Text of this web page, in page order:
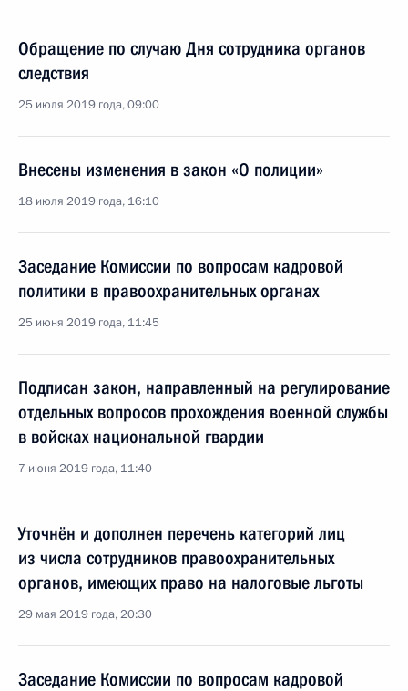
Обращение по случаю Дня сотрудника органов
следствия
25 июля 2019 года, 09:00
Внесены изменения в закон «О полиции»
18 июля 2019 года, 16:10
Заседание Комиссии по вопросам кадровой
политики в правоохранительных органах
25 июня 2019 года, 11:45
Подписан закон, направленный на регулирование
отдельных вопросов прохождения военной службы
в войсках национальной гвардии
7 июня 2019 года, 11:40
Уточнён и дополнен перечень категорий лиц
из числа сотрудников правоохранительных
органов, имеющих право на налоговые льготы
29 мая 2019 года, 20:30
Заседание Комиссии по вопросам кадровой